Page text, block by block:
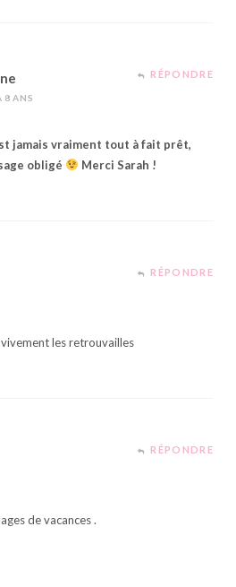
8 ANS
RÉPONDRE
jamais vraiment tout à fait prêt,
obligé
Merci Sarah !
RÉPONDRE
les retrouvailles
RÉPONDRE
de vacances .